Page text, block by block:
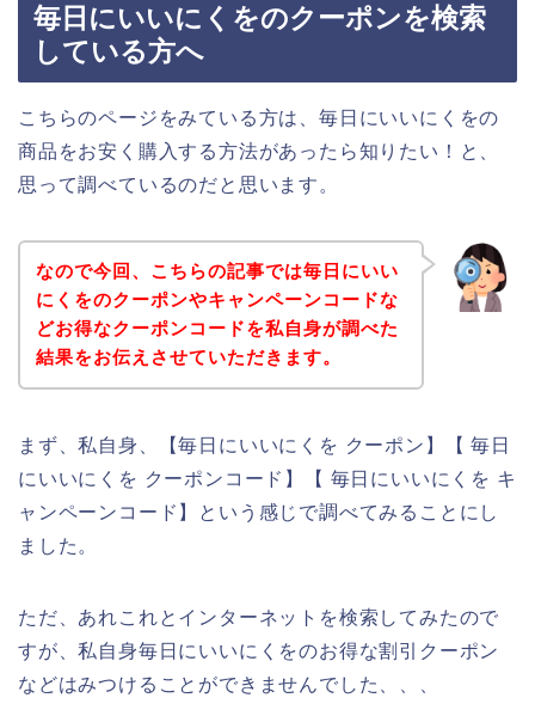
毎日にいいにくをのクーポンを検索
している方へ
こちらのページをみている方は、毎日にいいにくをの
商品をお安く購入する方法があったら知りたい！と、
思って調べているのだと思います。
なので今回、こちらの記事では毎日にいい
にくをのクーポンやキャンペーンコードな
どお得なクーポンコードを私自身が調べた
結果をお伝えさせていただきます。
まず、私自身、【毎日にいいにくを クーポン】【 毎日
にいいにくを クーポンコード】【 毎日にいいにくを キ
ャンペーンコード】という感じで調べてみることにし
ました。
ただ、あれこれとインターネットを検索してみたので
すが、私自身毎日にいいにくをのお得な割引クーポン
などはみつけることができませんでした、、、